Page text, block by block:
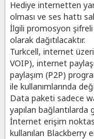
Hediye internetten
olması ve ses hattı
İlgili promosyon
olarak dağıtılacaktır.
Turkcell, internet
VOIP), internet
paylaşım (P2P)
ile kullanımlarında
Data paketi sadece
yapılan bağlantılarda
İnternet erişim
kullanılan Blackberry